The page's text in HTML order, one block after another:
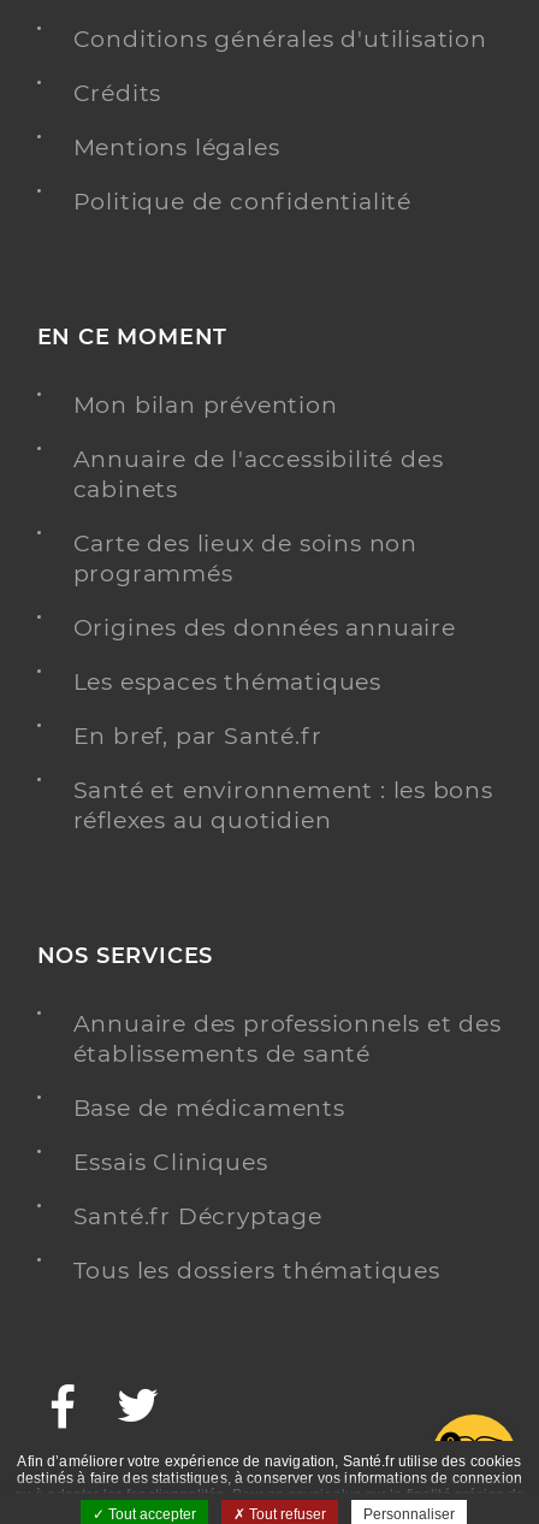
Conditions générales d'utilisation
Crédits
Mentions légales
Politique de confidentialité
EN CE MOMENT
Mon bilan prévention
Annuaire de l'accessibilité des
cabinets
Carte des lieux de soins non
programmés
Origines des données annuaire
Les espaces thématiques
En bref, par Santé.fr
Santé et environnement : les bons
réflexes au quotidien
NOS SERVICES
Annuaire des professionnels et des
établissements de santé
Base de médicaments
Essais Cliniques
Santé.fr Décryptage
Tous les dossiers thématiques
Facebook
Afin d’améliorer votre expérience de navigation, Santé.fr utilise des cookies
destinés à faire des statistiques, à conserver vos informations de connexion
ou à adapter les fonctionnalités. Pour en savoir plus sur la finalité précise de
ces cookies, nous vous invitons à prendre connaissance de la politique de
Tout accepter Tout refuser Personnaliser